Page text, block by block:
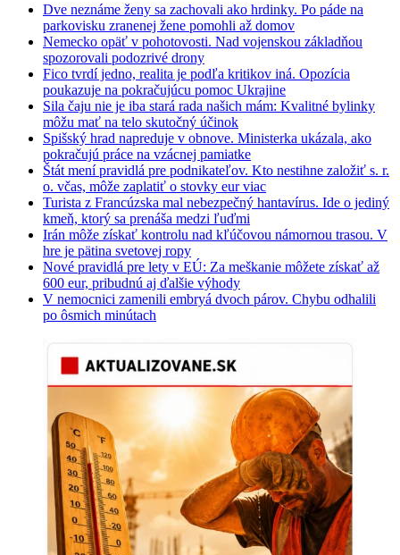
Dve neznáme ženy sa zachovali ako hrdinky. Po páde na
parkovisku zranenej žene pomohli až domov
Nemecko opäť v pohotovosti. Nad vojenskou základňou
spozorovali podozrivé drony
Fico tvrdí jedno, realita je podľa kritikov iná. Opozícia
poukazuje na pokračujúcu pomoc Ukrajine
Sila čaju nie je iba stará rada našich mám: Kvalitné bylinky
môžu mať na telo skutočný účinok
Spišský hrad napreduje v obnove. Ministerka ukázala, ako
pokračujú práce na vzácnej pamiatke
Štát mení pravidlá pre podnikateľov. Kto nestihne založiť s. r.
o. včas, môže zaplatiť o stovky eur viac
Turista z Francúzska mal nebezpečný hantavírus. Ide o jediný
kmeň, ktorý sa prenáša medzi ľuďmi
Irán môže získať kontrolu nad kľúčovou námornou trasou. V
hre je pätina svetovej ropy
Nové pravidlá pre lety v EÚ: Za meškanie môžete získať až
600 eur, pribudnú aj ďalšie výhody
V nemocnici zamenili embryá dvoch párov. Chybu odhalili
po ôsmich minútach